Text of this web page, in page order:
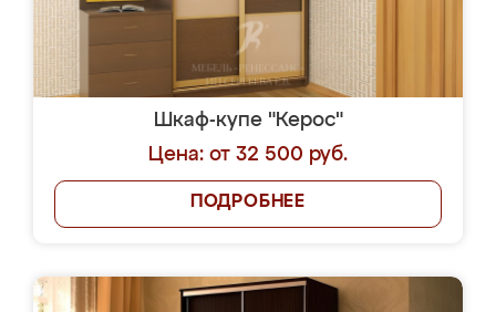
Шкаф-купе "Керос"
Цена: от 32 500 руб.
ПОДРОБНЕЕ